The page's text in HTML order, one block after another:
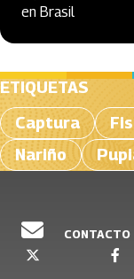
en Brasil
ETIQUETAS
Captura
Nariño
CONTACTO